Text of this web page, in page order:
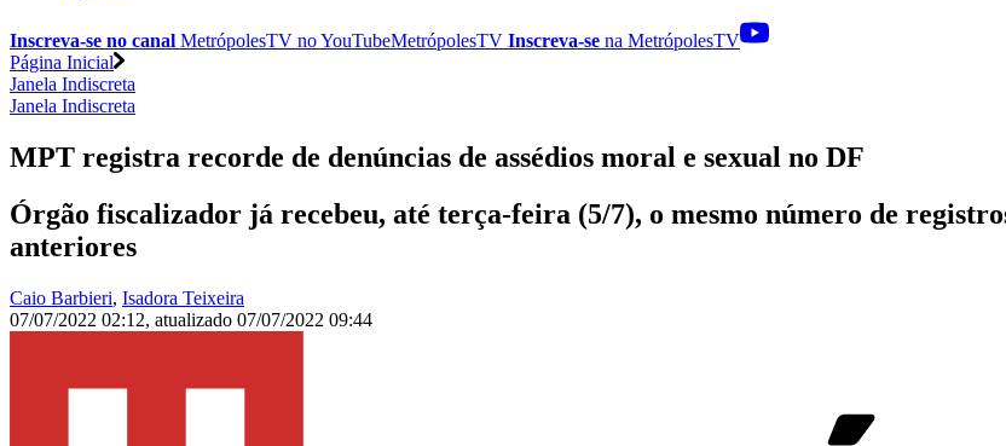
Inscreva-se no canal MetrópolesTV noYouTubeMetrópolesTV Inscreva-se na MetrópolesTV
Página Inicial
Janela Indiscreta
Janela Indiscreta
MPT registra recorde de denúncias de assédios moral e sexual no DF
Órgão fiscalizador já recebeu, até terça-feira (5/7), o mesmo número de
anteriores
Caio Barbieri, Isadora Teixeira
07/07/2022 02:12, atualizado 07/07/2022 09:44